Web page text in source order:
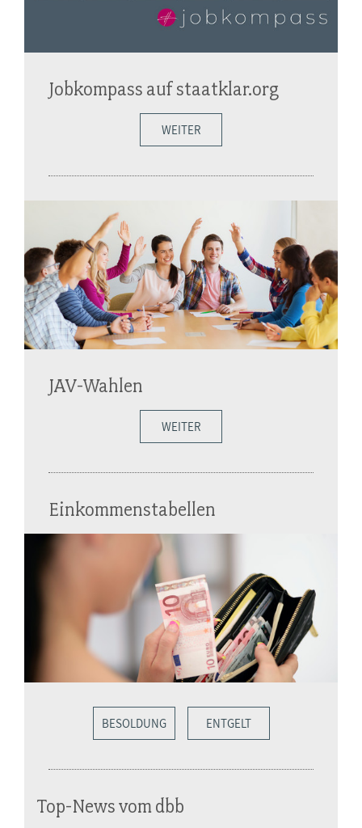
Jobkompass auf staatklar.org
WEITER
JAV-Wahlen
WEITER
Einkommenstabellen
BESOLDUNG ENTGELT
Top-News vom dbb